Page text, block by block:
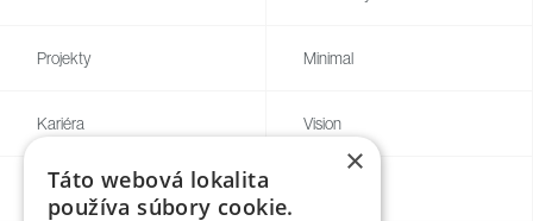
Projekty
Kariéra
Blog
Minimal
Vision
×
Táto webová lokalita
používa súbory cookie.